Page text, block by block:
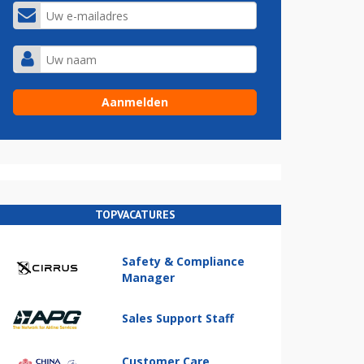
TOPVACATURES
Safety & Compliance
Manager
Sales Support Staff